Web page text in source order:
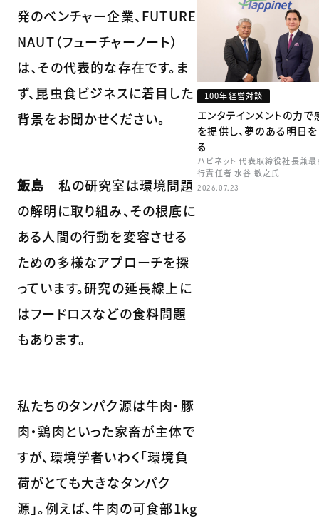
発のベンチャー企業、FUTURE
NAUT（フューチャーノート）
は、その代表的な存在です。ま
ず、昆虫食ビジネスに着目した
背景をお聞かせください。
飯島 私の研究室は環境問題
の解明に取り組み、その根底に
ある人間の行動を変容させる
ための多様なアプローチを探
っています。研究の延長線上に
はフードロスなどの食料問題
もあります。
私たちのタンパク源は牛肉・豚
肉・鶏肉といった家畜が主体で
すが、環境学者いわく「環境負
荷がとても大きなタンパク
源」。例えば、牛肉の可食部1kg
100年経営対談
エンタテインメントの力で
を提供し、夢のある明日を
る
ハピネット 代表取締役社長兼
行責任者 水谷 敏之氏
2026.07.23